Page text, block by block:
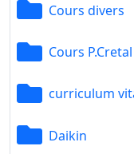
Cours divers
Cours P.Cretal
curriculum
Daikin